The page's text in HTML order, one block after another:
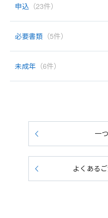
申込 （23件）
必要書類 （5件）
未成年 （6件）
一
よくある